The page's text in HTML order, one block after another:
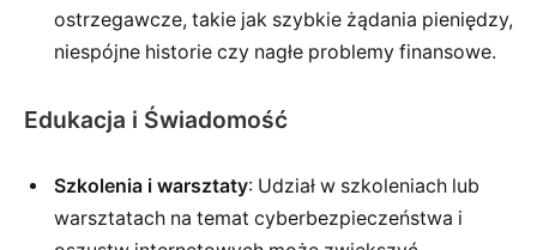
ostrzegawcze, takie jak szybkie żądania pieniędzy,
niespójne historie czy nagłe problemy finansowe.
Edukacja i Świadomość
Szkolenia i warsztaty: Udział w szkoleniach lub
warsztatach na temat cyberbezpieczeństwa i